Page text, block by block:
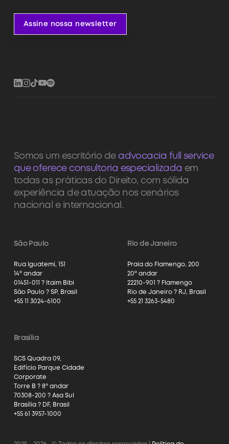
Assine nossa newsletter
Somos um escritório de advocacia full service
que oferece consultoria especializada em
todas as práticas do Direito, com sólida
experiência de atuação nos cenários
nacional e internacional.
São Paulo
Rua Iguatemi, 151
14º andar
01451-011 ? Itaim Bibi
São Paulo ? SP, Brasil
+55 11 3024-6100
Rio de Janeiro
Praia do Flamengo, 200
20º andar
22210-901 ? Flamengo
Rio de Janeiro ? RJ, Brasil
+55 21 3263-5480
Brasília
SCS Quadra 09,
Edifício Parque Cidade
Corporate
Torre B ? 8º andar
70308-200 ? Asa Sul
Brasília ? DF, Brasil
+55 61 3957-1000